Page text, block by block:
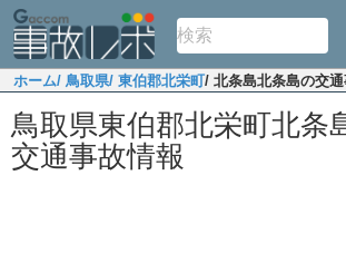
ホーム/ 鳥取県/ 東伯郡北栄町/ 北条島北条島の交
鳥取県東伯郡北栄町北条
交通事故情報